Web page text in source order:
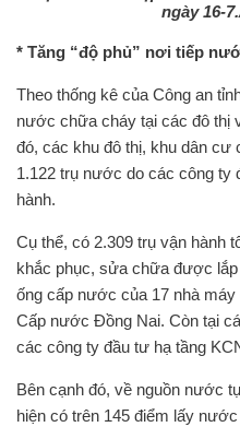
ngày 16-7.
* Tăng “độ phủ” nơi tiếp
Theo thống kê của Công an
nước chữa cháy tại các đô thị
đó, các khu đô thị, khu dân
1.122 trụ nước do các công ty
hành.
Cụ thể, có 2.309 trụ vận hành
khắc phục, sửa chữa được
ống cấp nước của 17 nhà
Cấp nước Đồng Nai. Còn tại
các công ty đầu tư hạ tầng
Bên cạnh đó, về nguồn nước
hiện có trên 145 điểm lấy